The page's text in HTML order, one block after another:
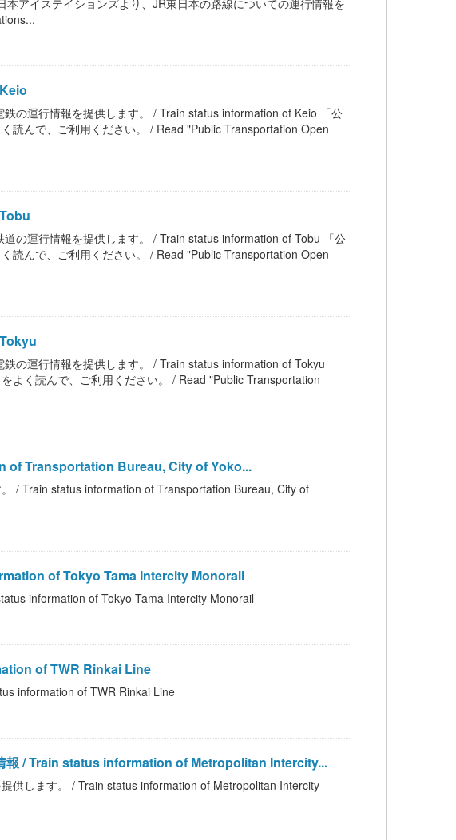
アイステイションズより、JR東日本の路線についての運行情報を
の運行情報を提供します。 / Train status information of Keio 「公
読んで、ご利用ください。 / Read "Public Transportation Open
の運行情報を提供します。 / Train status information of Tobu 「公
読んで、ご利用ください。 / Read "Public Transportation Open
の運行情報を提供します。 / Train status information of Tokyu
よく読んで、ご利用ください。 / Read "Public Transportation
of Transportation Bureau, City of Yoko...
/ Train status information of Transportation Bureau, City of
of Tokyo Tama Intercity Monorail
information of Tokyo Tama Intercity Monorail
of TWR Rinkai Line
information of TWR Rinkai Line
報 / Train status information of Metropolitan Intercity...
供します。 / Train status information of Metropolitan Intercity